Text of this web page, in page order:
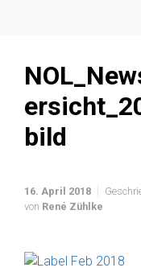
bild
16. April 2018
von René Zühlke